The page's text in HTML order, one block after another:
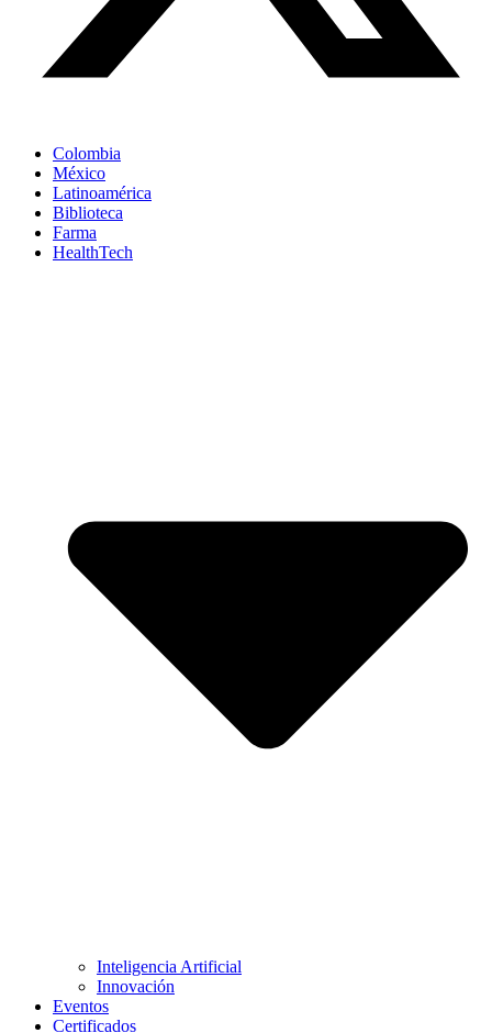
Colombia
México
Latinoamérica
Biblioteca
Farma
HealthTech
Inteligencia Artificial
Innovación
Eventos
Certificados